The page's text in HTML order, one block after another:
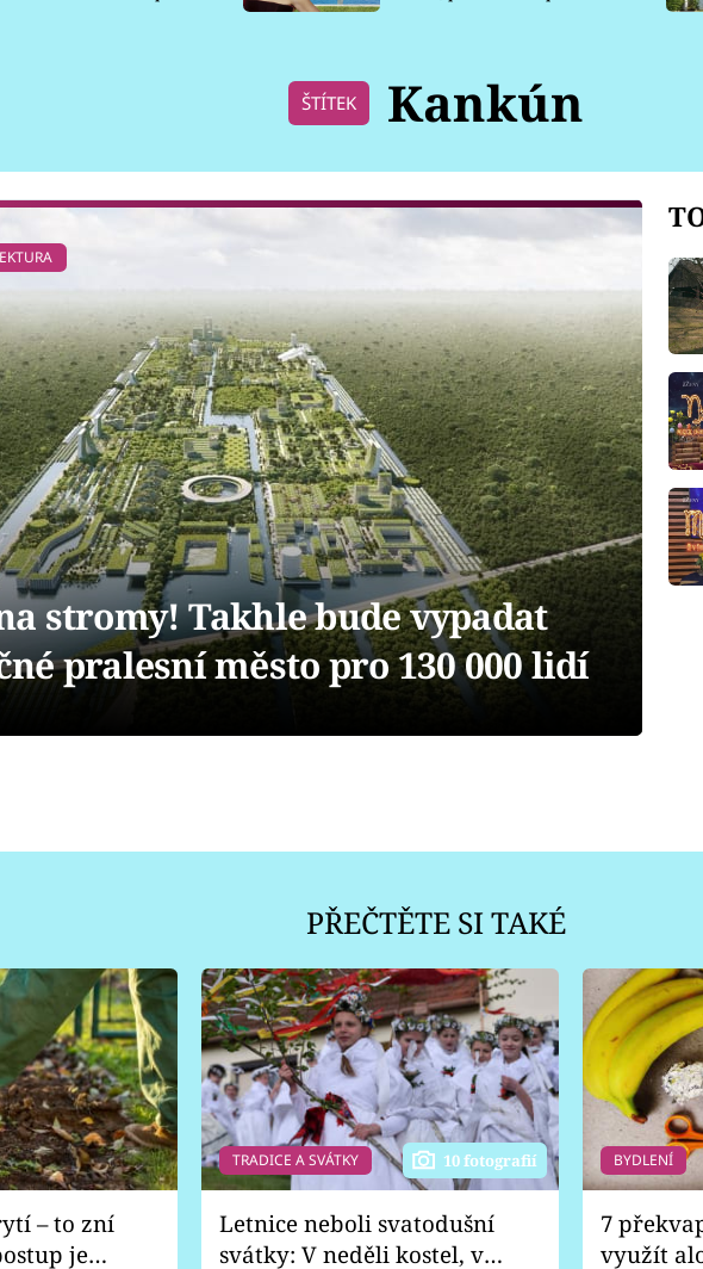
ŠTÍTEK Kankún
stromy! Takhle bude vypadat
pralesní město pro 130 000 lidí
PŘEČTĚTE SI TAKÉ
– to zní
je
TRADICE A SVÁTKY 10 fotografií
Letnice neboli svatodušní
svátky: V neděli kostel, v
BYDLENÍ
7
využít